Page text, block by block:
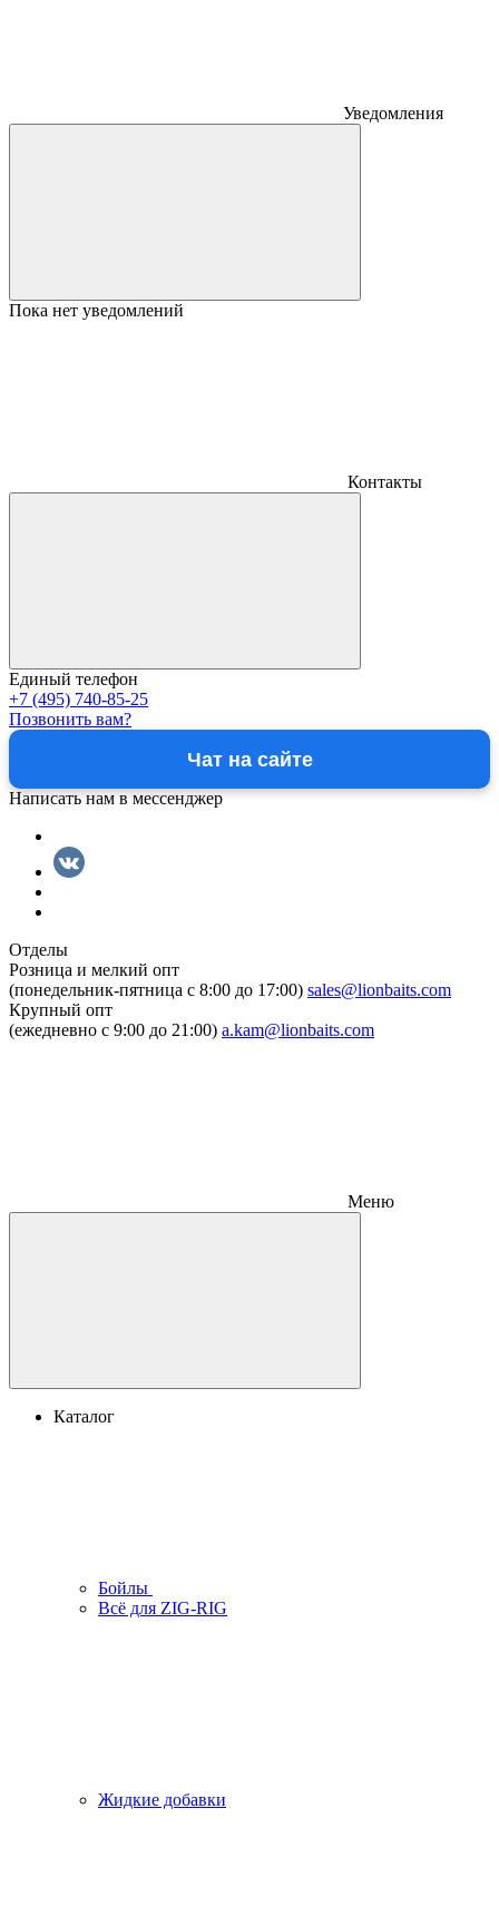
Уведомления
Пока нет уведомлений
Контакты
Единый телефон
+7 (495) 740-85-25
Позвонить вам?
Чат на сайте
Написать нам в мессенджер
Отделы
Розница и мелкий опт
(понедельник-пятница c 8:00 до 17:00) sales@lionbaits.com
Крупный опт
(ежедневно с 9:00 до 21:00) a.kam@lionbaits.com
Меню
Каталог
Бойлы
Всё для ZIG-RIG
Жидкие добавки